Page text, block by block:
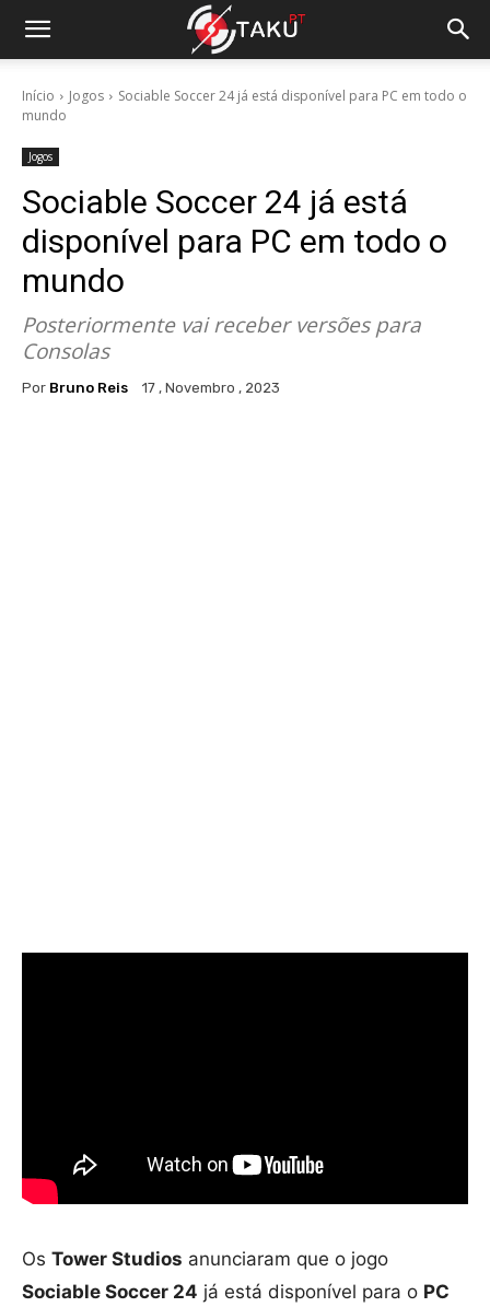
Início Jogos
Sociable Soccer 24 já está disponível para PC em todo o
mundo
Jogos
Sociable Soccer 24 já está
disponível para PC em todo o
mundo
Posteriormente vai receber versões para
Consolas
Por Bruno Reis 17 , Novembro , 2023
Os Tower Studios anunciaram que o jogo
Sociable Soccer 24 já está disponível para o PC